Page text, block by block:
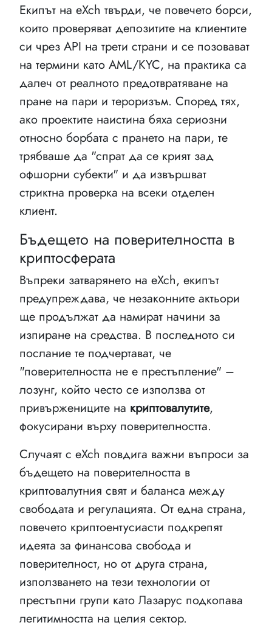
Екипът на eXch твърди, че повечето борси,
които проверяват депозитите на клиентите
си чрез API на трети страни и се позовават
на термини като AML/KYC, на практика са
далеч от реалното предотвратяване на
пране на пари и тероризъм. Според тях,
ако проектите наистина бяха сериозни
относно борбата с прането на пари, те
трябваше да "спрат да се крият зад
офшорни субекти" и да извършват
стриктна проверка на всеки отделен
клиент.
Бъдещето на поверителността в
криптосферата
Въпреки затварянето на eXch, екипът
предупреждава, че незаконните актьори
ще продължат да намират начини за
изпиране на средства. В последното си
послание те подчертават, че
"поверителността не е престъпление" –
лозунг, който често се използва от
привържениците на криптовалутите,
фокусирани върху поверителността.
Случаят с eXch повдига важни въпроси за
бъдещето на поверителността в
криптовалутния свят и баланса между
свободата и регулацията. От една страна,
повечето криптоентусиасти подкрепят
идеята за финансова свобода и
поверителност, но от друга страна,
използването на тези технологии от
престъпни групи като Лазарус подкопава
легитимността на целия сектор.